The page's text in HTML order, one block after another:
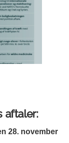
aftaler:
28. november